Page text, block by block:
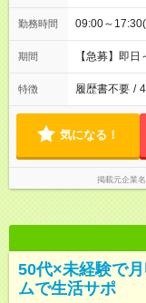
勤務時間 09:00～
期間 【急募】即
特徴 履歴書不要 /
気になる！
掲載元企業名
50代×未経験で
ムで生活サポ